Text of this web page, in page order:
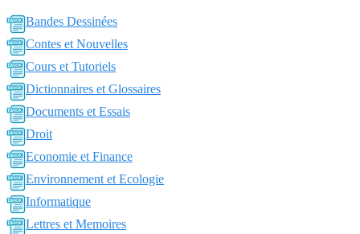
Bandes Dessinées
Contes et Nouvelles
Cours et Tutoriels
Dictionnaires et Glossaires
Documents et Essais
Droit
Economie et Finance
Environnement et Ecologie
Informatique
Lettres et Memoires